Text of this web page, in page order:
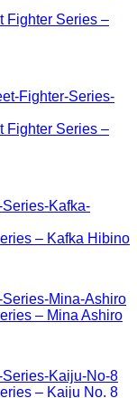
Fighter Series –
Fighter Series –
– Kafka Hibino
– Mina Ashiro
– Kaiju No. 8